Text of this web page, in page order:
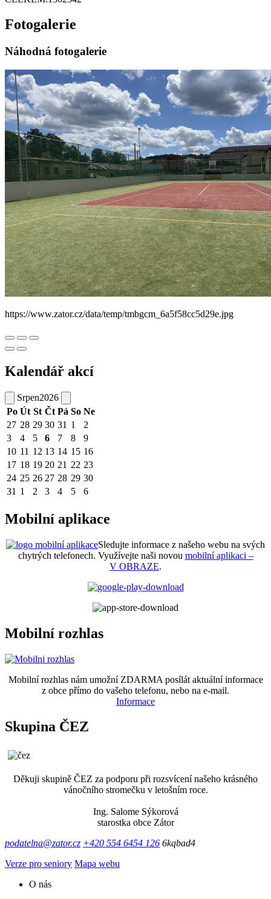
Fotogalerie
Náhodná fotogalerie
https://www.zator.cz/data/temp/tmbgcm_6a5f58cc5d29e.jpg
Kalendář akcí
Srpen2026
Po Út St Čt Pá So Ne
27 28 29 30 31 1
2
3
4 5 6 7 8
9
10 11 12 13 14 15 16
17 18 19 20 21 22 23
24 25 26 27 28 29 30
31 1 2 3 4 5 6
Mobilní aplikace
Sledujte informace z našeho webu na svých
chytrých telefonech. Využívejte naši novou mobilní aplikaci –
V OBRAZE.
Mobilní rozhlas
Mobilní rozhlas nám umožní ZDARMA posílát aktuální informace
z obce přímo do vašeho telefonu, nebo na e-mail.
Informace
Skupina ČEZ
Děkuji skupině ČEZ za podporu při rozsvícení našeho krásného
vánočního stromečku v letošním roce.
Ing. Salome Sýkorová
starostka obce Zátor
podatelna@zator.cz +420 554 6454 126 6kqbad4
Verze pro seniory Mapa webu
O nás